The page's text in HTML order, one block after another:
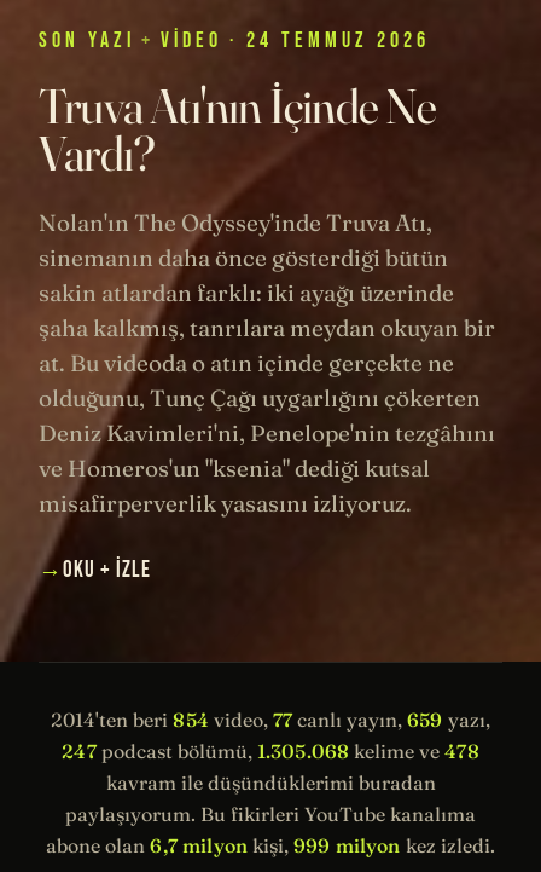
SON YAZI + VIDEO · 24 TEMMUZ 2026
Truva Atı'nın İçinde Ne
Vardı?
Nolan'ın The Odyssey'inde Truva Atı,
sinemanın daha önce gösterdiği bütün
sakin atlardan farklı: iki ayağı üzerinde
şaha kalkmış, tanrılara meydan okuyan bir
at. Bu videoda o atın içinde gerçekte ne
olduğunu, Tunç Çağı uygarlığını çökerten
Deniz Kavimleri'ni, Penelope'nin tezgâhını
ve Homeros'un "ksenia" dediği kutsal
misafirperverlik yasasını izliyoruz.
→ OKU + İZLE
2014'ten beri854 video, 77canlı yayın,659 yazı,
247podcast bölümü, 1.305.068 kelime ve478
kavram ile düşündüklerimi buradan
paylaşıyorum. Bu fikirleri YouTube kanalıma
abone olan6,7 milyon kişi, 999 milyon kez izledi.